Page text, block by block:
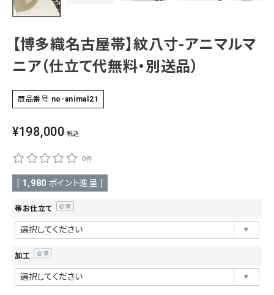
価格から探す
20,000-30,000円 30,000円以上
色から探す
tune
新作・キャンペーン
SHOPPING GUIDE
ABOUT
INFORMATION
【博多織名古屋帯】紋八寸-アニマルマ
ニア（仕立て代無料・別送品）
商品番号 no-animal21
¥198,000 税込
0件
1,980 ポイント進呈 ]
帯お仕立て
須)
加工
須)